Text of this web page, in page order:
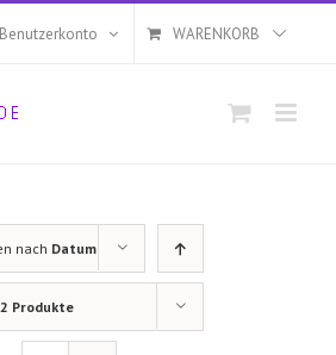
WARENKORB
nach Datum
Produkte